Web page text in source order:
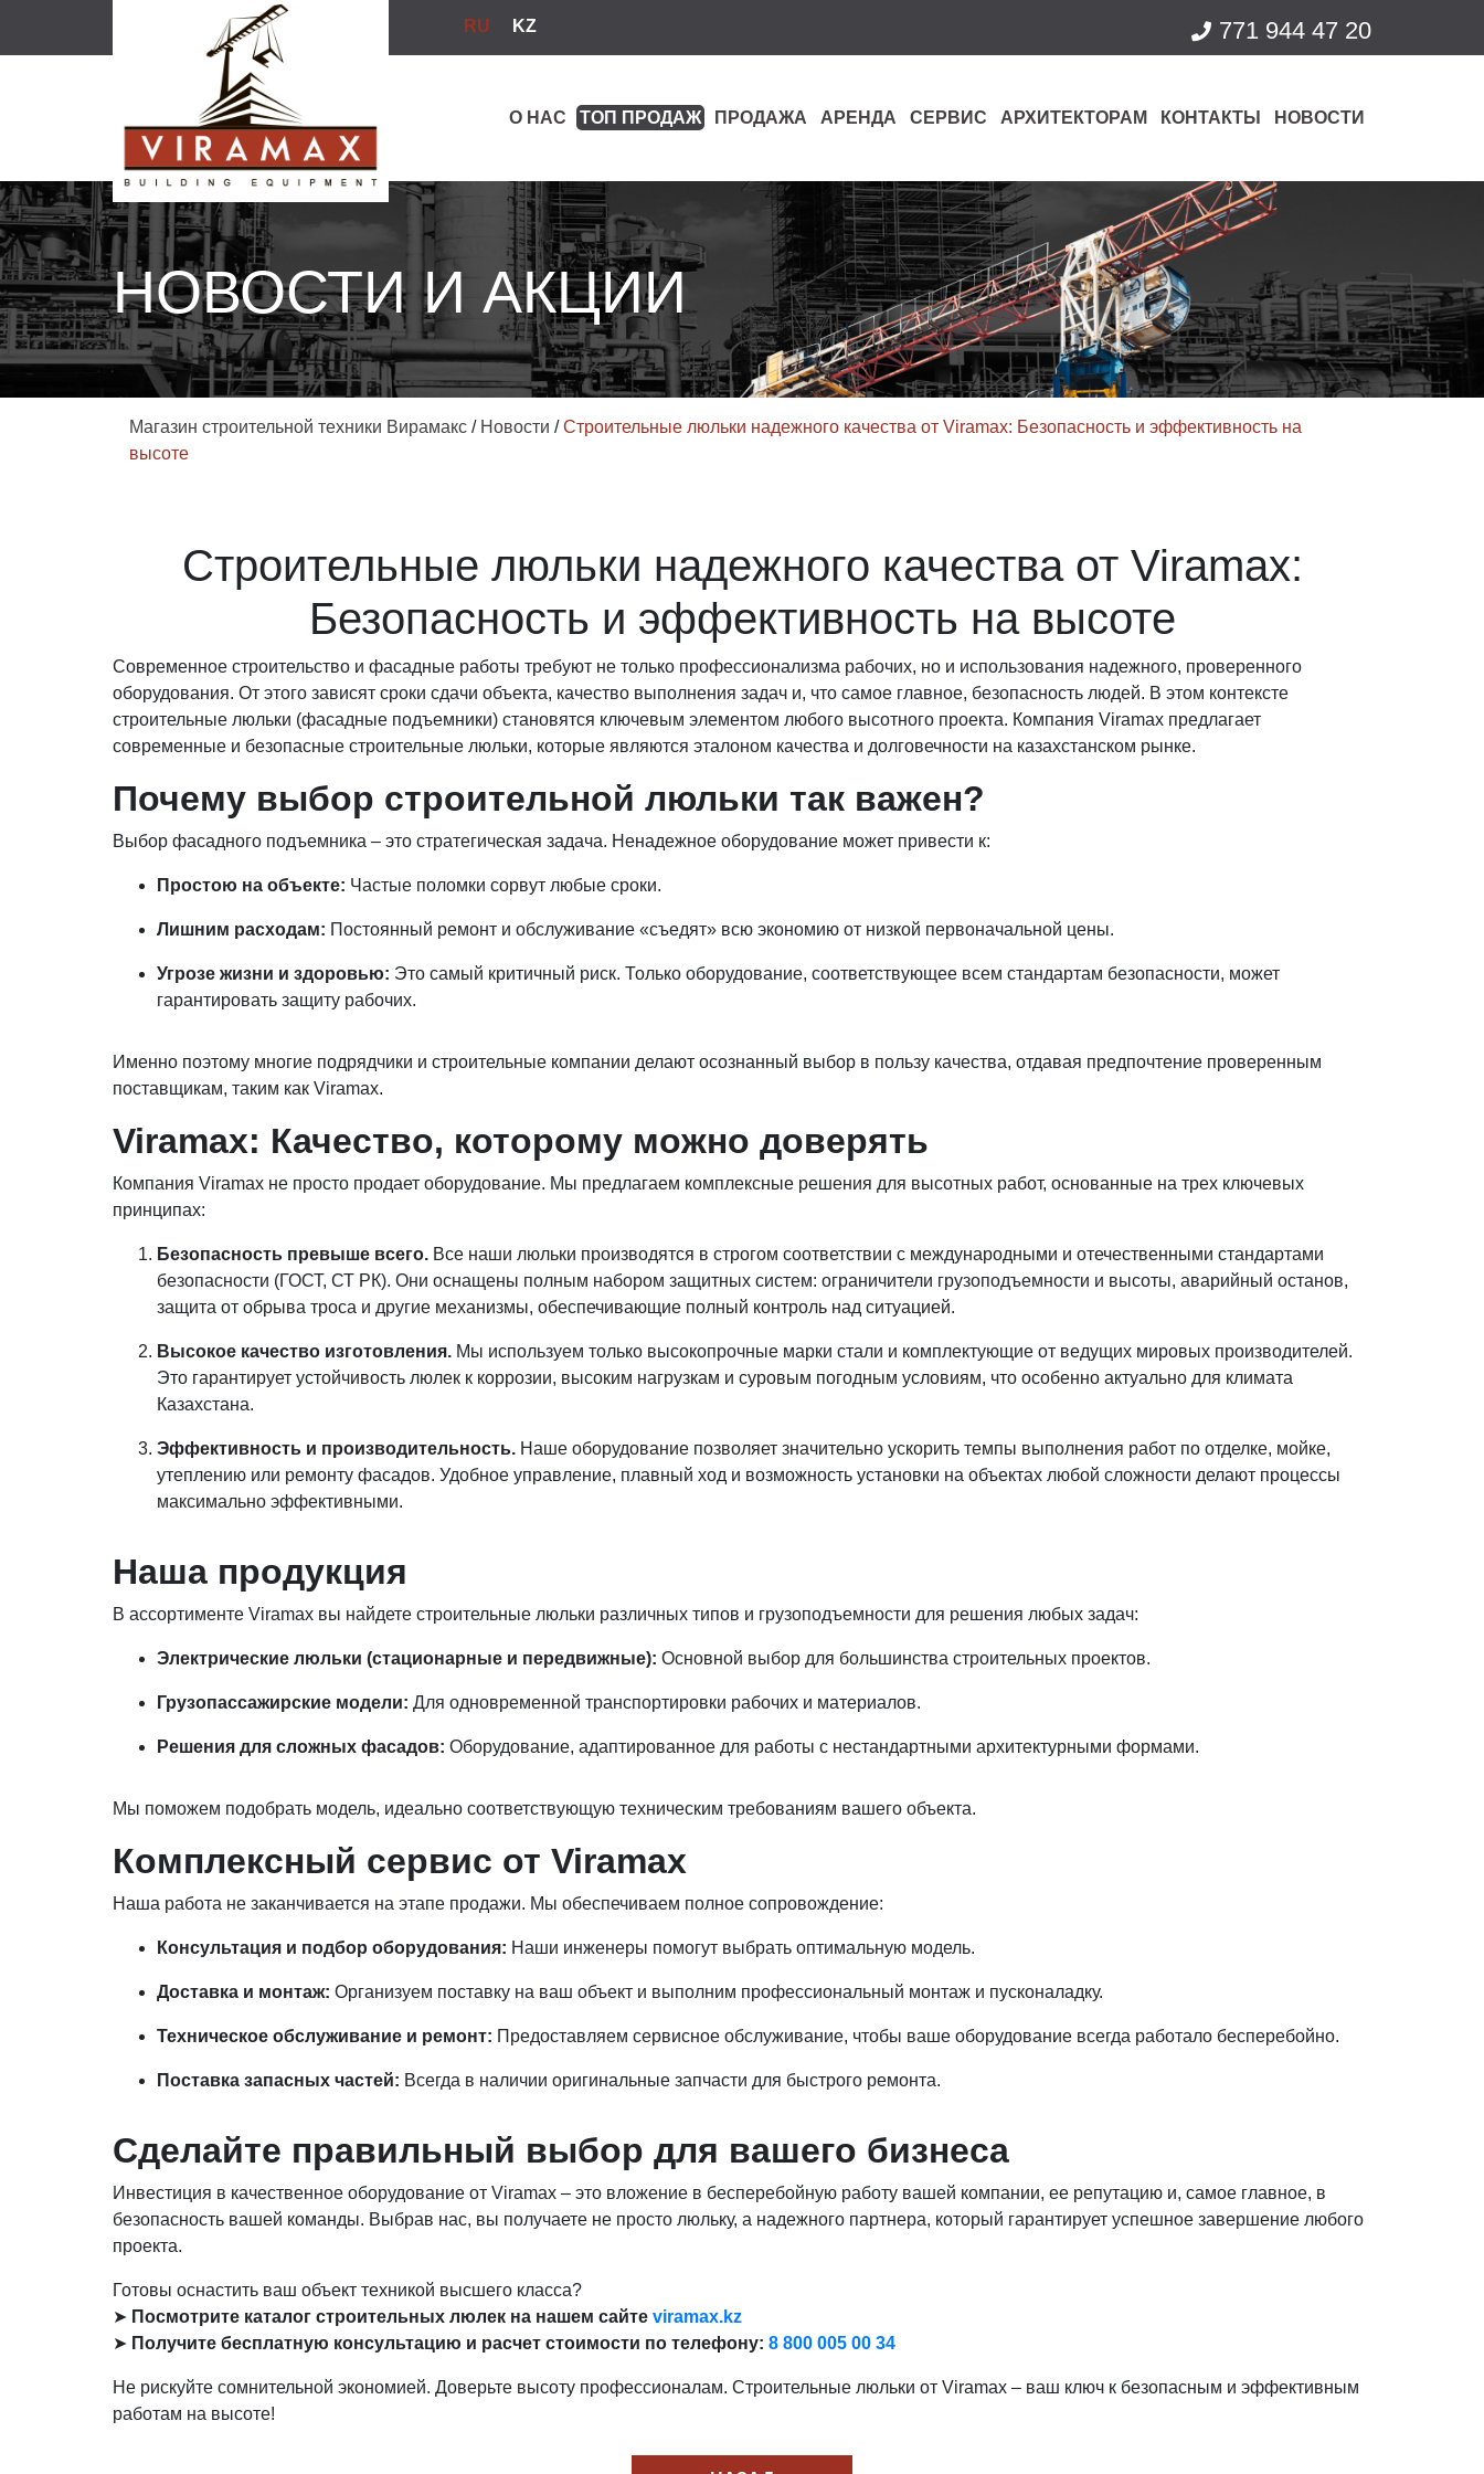
RU KZ 771 944 47 20
О НАС ТОП ПРОДАЖ ПРОДАЖА АРЕНДА СЕРВИС АРХИТЕКТОРАМ КОНТАКТЫ НОВОСТИ
НОВОСТИ И АКЦИИ
Магазин строительной техники Вирамакс / Новости /Строительные люльки надежного качества от Viramax: Безопасность и эффективность на
высоте
Строительные люльки надежного качества от Viramax:
Безопасность и эффективность на высоте
Современное строительство и фасадные работы требуют не только профессионализма рабочих, но и использования надежного, проверенного
оборудования. От этого зависят сроки сдачи объекта, качество выполнения задач и, что самое главное, безопасность людей. В этом контексте
строительные люльки (фасадные подъемники) становятся ключевым элементом любого высотного проекта. Компания Viramax предлагает
современные и безопасные строительные люльки, которые являются эталоном качества и долговечности на казахстанском рынке.
Почему выбор строительной люльки так важен?
Выбор фасадного подъемника – это стратегическая задача. Ненадежное оборудование может привести к:
Простою на объекте: Частые поломки сорвут любые сроки.
Лишним расходам: Постоянный ремонт и обслуживание «съедят» всю экономию от низкой первоначальной цены.
Угрозе жизни и здоровью: Это самый критичный риск. Только оборудование, соответствующее всем стандартам безопасности, может
гарантировать защиту рабочих.
Именно поэтому многие подрядчики и строительные компании делают осознанный выбор в пользу качества, отдавая предпочтение проверенным
поставщикам, таким как Viramax.
Viramax: Качество, которому можно доверять
Компания Viramax не просто продает оборудование. Мы предлагаем комплексные решения для высотных работ, основанные на трех ключевых
принципах:
Безопасность превыше всего. Все наши люльки производятся в строгом соответствии с международными и отечественными стандартами
безопасности (ГОСТ, СТ РК). Они оснащены полным набором защитных систем: ограничители грузоподъемности и высоты, аварийный останов,
защита от обрыва троса и другие механизмы, обеспечивающие полный контроль над ситуацией.
Высокое качество изготовления. Мы используем только высокопрочные марки стали и комплектующие от ведущих мировых производителей.
Это гарантирует устойчивость люлек к коррозии, высоким нагрузкам и суровым погодным условиям, что особенно актуально для климата
Казахстана.
Эффективность и производительность. Наше оборудование позволяет значительно ускорить темпы выполнения работ по отделке, мойке,
утеплению или ремонту фасадов. Удобное управление, плавный ход и возможность установки на объектах любой сложности делают процессы
максимально эффективными.
Наша продукция
В ассортименте Viramax вы найдете строительные люльки различных типов и грузоподъемности для решения любых задач:
Электрические люльки (стационарные и передвижные): Основной выбор для большинства строительных проектов.
Грузопассажирские модели: Для одновременной транспортировки рабочих и материалов.
Решения для сложных фасадов: Оборудование, адаптированное для работы с нестандартными архитектурными формами.
Мы поможем подобрать модель, идеально соответствующую техническим требованиям вашего объекта.
Комплексный сервис от Viramax
Наша работа не заканчивается на этапе продажи. Мы обеспечиваем полное сопровождение:
Консультация и подбор оборудования: Наши инженеры помогут выбрать оптимальную модель.
Доставка и монтаж: Организуем поставку на ваш объект и выполним профессиональный монтаж и пусконаладку.
Техническое обслуживание и ремонт: Предоставляем сервисное обслуживание, чтобы ваше оборудование всегда работало бесперебойно.
Поставка запасных частей: Всегда в наличии оригинальные запчасти для быстрого ремонта.
Сделайте правильный выбор для вашего бизнеса
Инвестиция в качественное оборудование от Viramax – это вложение в бесперебойную работу вашей компании, ее репутацию и, самое главное, в
безопасность вашей команды. Выбрав нас, вы получаете не просто люльку, а надежного партнера, который гарантирует успешное завершение любого
проекта.
Готовы оснастить ваш объект техникой высшего класса?
➤ Посмотрите каталог строительных люлек на нашем сайте viramax.kz
➤ Получите бесплатную консультацию и расчет стоимости по телефону: 8 800 005 00 34
Не рискуйте сомнительной экономией. Доверьте высоту профессионалам. Строительные люльки от Viramax – ваш ключ к безопасным и эффективным
работам на высоте!